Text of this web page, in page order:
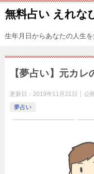
無料占い えれな
生年月日からあなたの人生
【夢占い】元カレ
更新日： 2019年11月21日 公
夢占い